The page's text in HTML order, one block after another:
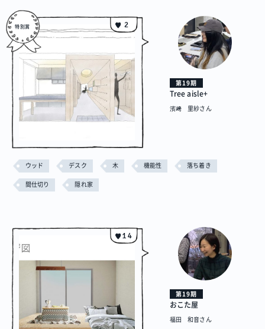
2
第19期
Tree aisle+
濱﨑 里紗さん
ウッド デスク 木 機能性 落ち着き
間仕切り 隠れ家
14
第19期
おこた屋
福田 和音さん